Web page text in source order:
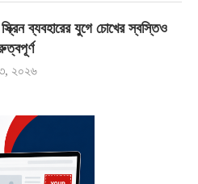
ব্যবহারের যুগে চোখের স্বস্তিও
২০২৬